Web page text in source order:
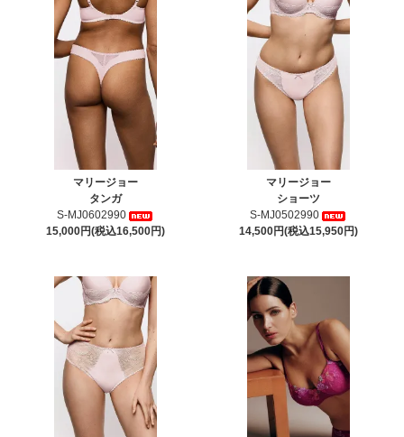
マリージョー
タンガ
S-MJ0602990
15,000円(税込16,500円)
マリージョー
ショーツ
S-MJ0502990
14,500円(税込15,950円)